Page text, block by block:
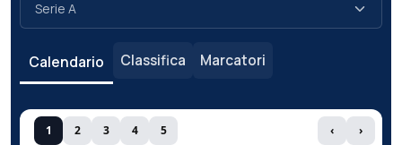
Calendario Classifica Marcatori
1 2 3 4 5 ‹ ›